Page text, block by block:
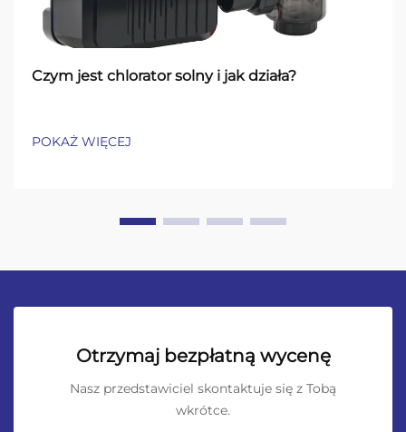
Czym jest chlorator solny i jak działa?
POKAŻ WIĘCEJ
Otrzymaj bezpłatną wycenę
Nasz przedstawiciel skontaktuje się z Tobą
wkrótce.